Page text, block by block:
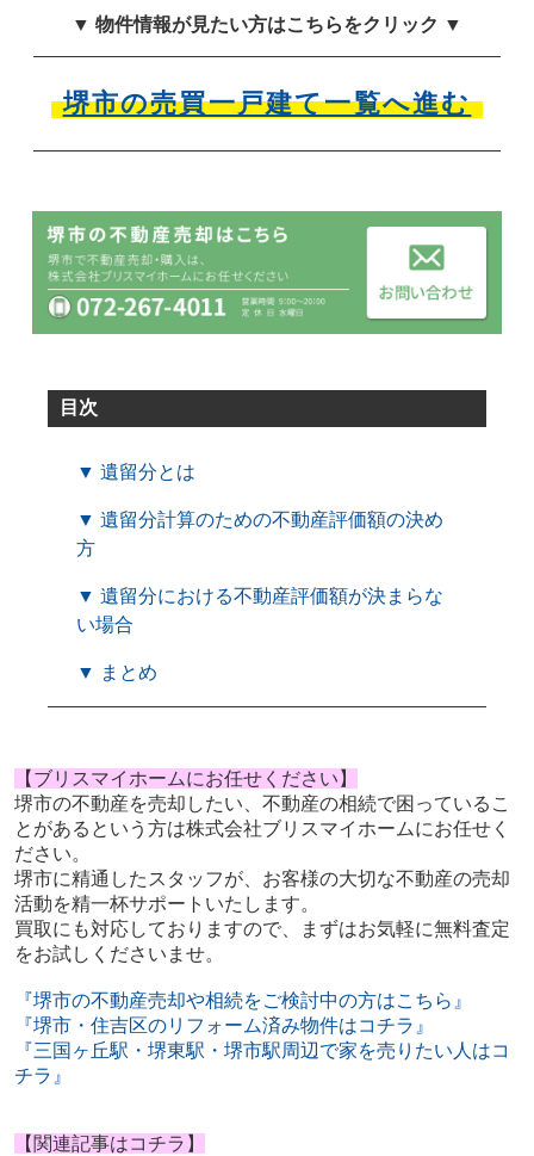
▼ 物件情報が見たい方はこちらをクリック ▼
堺市の売買一戸建て一覧へ進む
目次
▼ 遺留分とは
▼ 遺留分計算のための不動産評価額の決め
方
▼ 遺留分における不動産評価額が決まらな
い場合
▼ まとめ
【ブリスマイホームにお任せください】
堺市の不動産を売却したい、不動産の相続で困っているこ
とがあるという方は株式会社ブリスマイホームにお任せく
ださい。
堺市に精通したスタッフが、お客様の大切な不動産の売却
活動を精一杯サポートいたします。
買取にも対応しておりますので、まずはお気軽に無料査定
をお試しくださいませ。
『堺市の不動産売却や相続をご検討中の方はこちら』
『堺市・住吉区のリフォーム済み物件はコチラ』
『三国ヶ丘駅・堺東駅・堺市駅周辺で家を売りたい人はコ
チラ』
【関連記事はコチラ】